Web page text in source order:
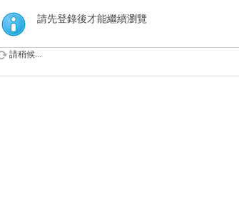
索
請先登錄後才能繼續瀏覽
請稍候...